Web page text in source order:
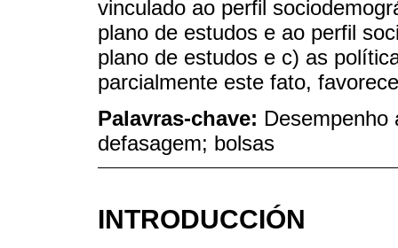
vinculado ao perfil
plano de estudos e ao perfil
plano de estudos e c) as
parcialmente este fato,
Palavras-chave: Desempenho
defasagem; bolsas
INTRODUCCIÓN